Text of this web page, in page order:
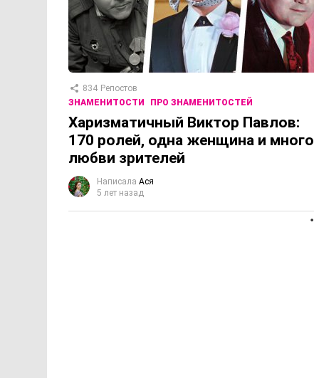
834 Репостов
ЗНАМЕНИТОСТИ
ПРО ЗНАМЕНИТОСТЕЙ
Харизматичный Виктор Павлов:
170 ролей, одна женщина и много
любви зрителей
Написала Ася
5 лет назад